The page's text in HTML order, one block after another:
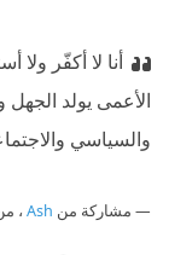
أنا لا أكفّر
الأعمى يولد
والسياسي
مشاركة من Ash ،